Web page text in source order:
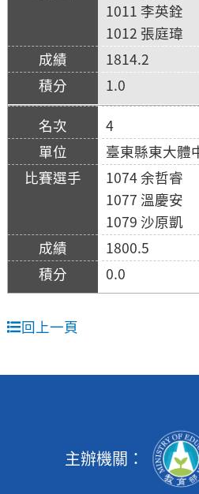
1011 李英銓
1012 張庭瑋
1814.2
1.0
4
臺東縣東大體
1074 余哲睿
1077 溫慶安
1079 沙原凱
1800.5
0.0
回上一頁
主辦機關：